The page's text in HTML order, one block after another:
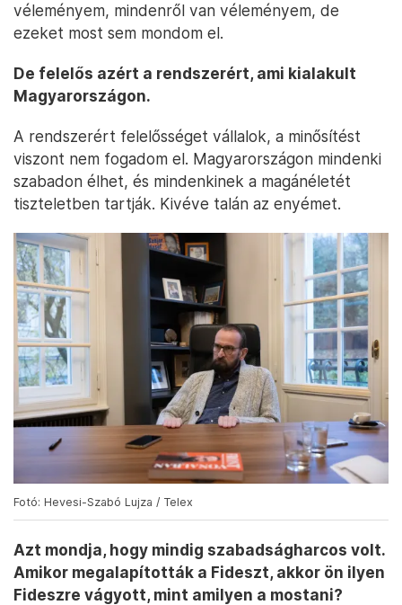
véleményem, mindenről van véleményem, de
ezeket most sem mondom el.
De felelős azért a rendszerért, ami kialakult
Magyarországon.
A rendszerért felelősséget vállalok, a minősítést
viszont nem fogadom el. Magyarországon mindenki
szabadon élhet, és mindenkinek a magánéletét
tiszteletben tartják. Kivéve talán az enyémet.
Fotó: Hevesi-Szabó Lujza / Telex
Azt mondja, hogy mindig szabadságharcos volt.
Amikor megalapították a Fideszt, akkor ön ilyen
Fideszre vágyott, mint amilyen a mostani?